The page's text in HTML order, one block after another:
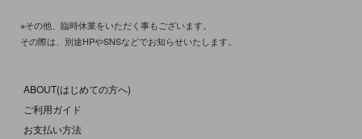
※その他、臨時休業をいただく事もございます。
その際は、別途HPやSNSなどでお知らせいたします。
ABOUT(はじめての方へ)
ご利用ガイド
お支払い方法